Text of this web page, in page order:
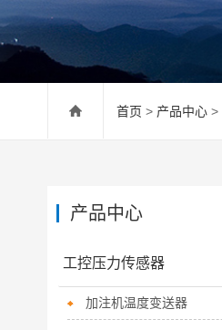
首页 > 产品中心 >
产品中心
工控压力传感器
加注机温度变送器